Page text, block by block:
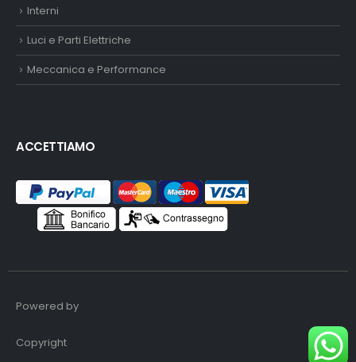
Interni
Luci e Parti Elettriche
Meccanica e Performance
ACCETTIAMO
Powered by
Copyright